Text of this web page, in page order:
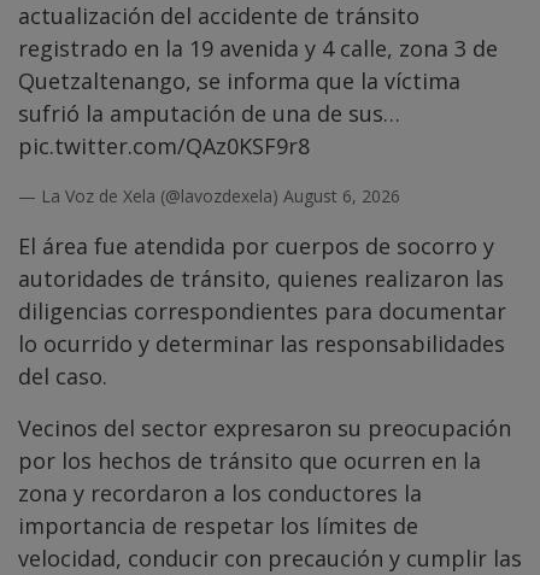
actualización del accidente de tránsito
registrado en la 19 avenida y 4 calle, zona 3 de
Quetzaltenango, se informa que la víctima
sufrió la amputación de una de sus…
pic.twitter.com/QAz0KSF9r8
— La Voz de Xela (@lavozdexela) August 6, 2026
El área fue atendida por cuerpos de socorro y
autoridades de tránsito, quienes realizaron las
diligencias correspondientes para documentar
lo ocurrido y determinar las responsabilidades
del caso.
Vecinos del sector expresaron su preocupación
por los hechos de tránsito que ocurren en la
zona y recordaron a los conductores la
importancia de respetar los límites de
velocidad, conducir con precaución y cumplir las